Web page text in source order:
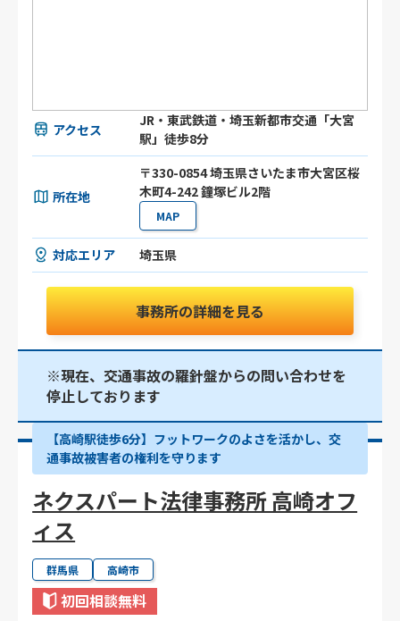
アクセス
JR・東武鉄道・埼玉新都市交通「大宮
駅」徒歩8分
所在地
〒330-0854 埼玉県さいたま市大宮区桜
木町4-242 鐘塚ビル2階
MAP
対応エリア 埼玉県
事務所の詳細を見る
※現在、交通事故の羅針盤からの問い合わせを
停止しております
【高崎駅徒歩6分】フットワークのよさを活かし、交
通事故被害者の権利を守ります
ネクスパート法律事務所 高崎オフ
ィス
群馬県 高崎市
初回相談無料